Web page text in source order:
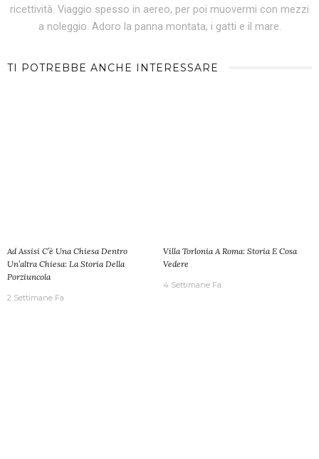
ricettività. Viaggio spesso in aereo, per poi muovermi con mezzi
a noleggio. Adoro la panna montata, i gatti e il mare.
TI POTREBBE ANCHE INTERESSARE
Ad Assisi C’è Una Chiesa Dentro
Un’altra Chiesa: La Storia Della
Porziuncola
2 Settimane Fa
Villa Torlonia A Roma: Storia E Cosa
Vedere
4 Settimane Fa